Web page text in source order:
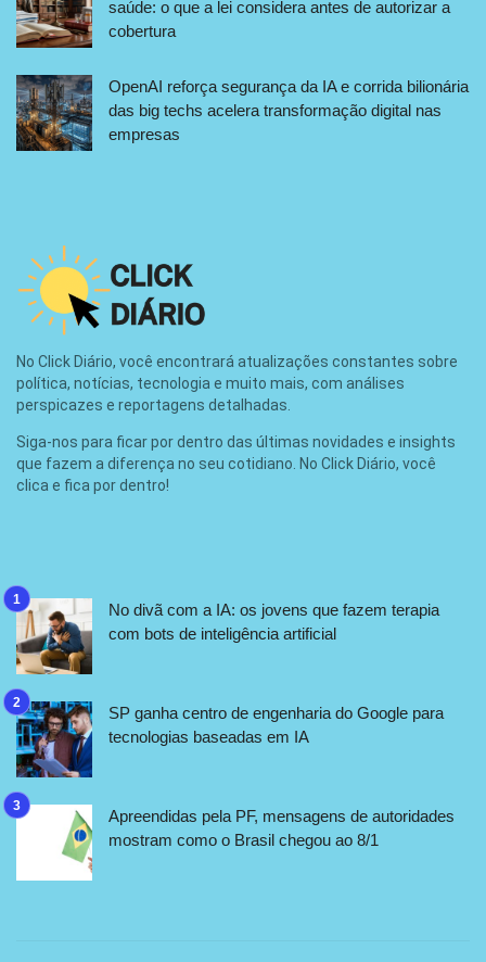
saúde: o que a lei considera antes de autorizar a
cobertura
OpenAI reforça segurança da IA e corrida bilionária
das big techs acelera transformação digital nas
empresas
No Click Diário, você encontrará atualizações constantes sobre
política, notícias, tecnologia e muito mais, com análises
perspicazes e reportagens detalhadas.
Siga-nos para ficar por dentro das últimas novidades e insights
que fazem a diferença no seu cotidiano. No Click Diário, você
clica e fica por dentro!
No divã com a IA: os jovens que fazem terapia
com bots de inteligência artificial
SP ganha centro de engenharia do Google para
tecnologias baseadas em IA
Apreendidas pela PF, mensagens de autoridades
mostram como o Brasil chegou ao 8/1